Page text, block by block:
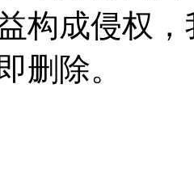
构成侵权
删除。